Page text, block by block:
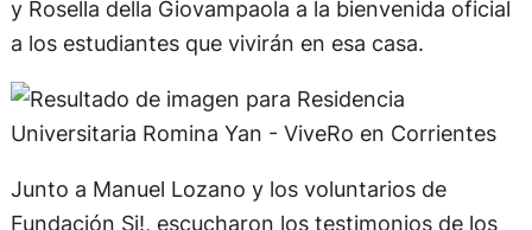
y Rosella della Giovampaola a la bienvenida oficial
a los estudiantes que vivirán en esa casa.
Junto a Manuel Lozano y los voluntarios de
Fundación Si!, escucharon los testimonios de los